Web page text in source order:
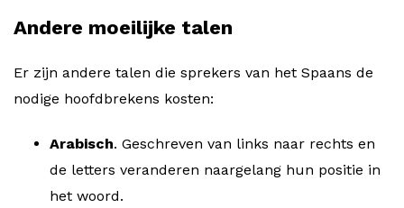
Andere moeilijke talen
Er zijn andere talen die sprekers van het Spaans de
nodige hoofdbrekens kosten:
Arabisch. Geschreven van links naar rechts en
de letters veranderen naargelang hun positie in
het woord.